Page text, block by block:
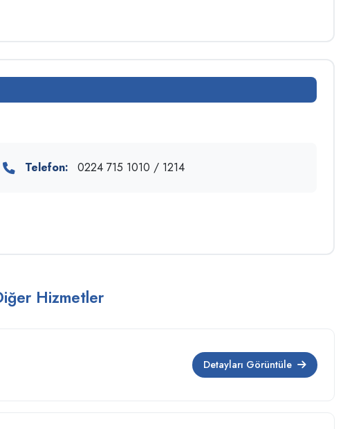
Telefon: 0224 715 1010 / 1214
Hizmetler
Detayları Görüntüle